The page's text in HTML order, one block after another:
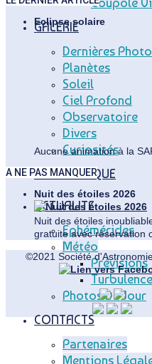
GALERIE
Dernières
Planètes
Soleil
Ciel Profond
Observatoire
Divers
Curiosités
BIBLIOTHEQUE
ACTUALITE
Ephémérides
Météo
Prévisions
Photos Du Jour
CONTACTS
Partenaires
Mentions
Eclipse solaire
Aucune animation à la
A NE PAS MANQUER
Nuit des étoiles 2026
Nuit des étoiles
gratuite avec réservation
©2021 Société
Back